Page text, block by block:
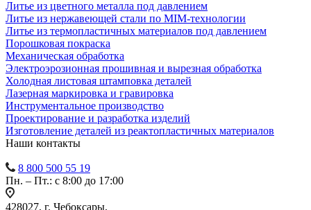
Литье из цветного металла под давлением
Литье из нержавеющей стали по MIM-технологии
Литье из термопластичных материалов под давлением
Порошковая покраска
Механическая обработка
Электроэрозионная прошивная и вырезная обработка
Холодная листовая штамповка деталей
Лазерная маркировка и гравировка
Инструментальное производство
Проектирование и разработка изделий
Изготовление деталей из реактопластичных материалов
Наши контакты
8 800 500 55 19
Пн. – Пт.: с 8:00 до 17:00
428027, г. Чебоксары,